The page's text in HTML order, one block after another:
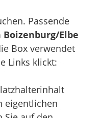
Passende
Elbe
Box verwendet
Links klickt:
eigentlichen